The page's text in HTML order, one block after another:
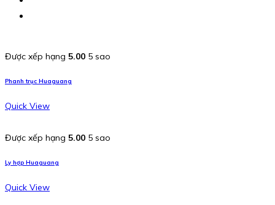
Được xếp hạng 5.00 5 sao
Phanh trục Huaguang
Quick View
Được xếp hạng 5.00 5 sao
Ly hợp Huaguang
Quick View